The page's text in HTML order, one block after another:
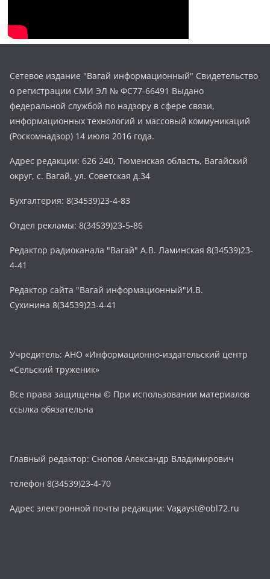
Сетевое издание "Вагай информационный" Свидетельство
о регистрации СМИ ЭЛ № ФС77-66491 Выдано
федеральной службой по надзору в сфере связи,
информационных технологий и массовый коммуникаций
(Роскомнадзор) 14 июля 2016 года.
Адрес редакции: 626 240, Тюменская область, Вагайский
округ, с. Вагай, ул. Советская д.34
Бухгалтерия: 8(34539)23-4-83
Отдел рекламы: 8(34539)23-5-86
Редактор радиоканала "Вагай" А.В. Ламинская 8(34539)23-
4-41
Редактор сайта "Вагай информационный"И.В.
Сухинина 8(34539)23-4-41
Учредитель: АНО «Информационно-издательский центр
«Сельский труженик»
Все права защищены © При использовании материалов
ссылка обязательна
Главный редактор: Снопов Александр Владимирович
телефон 8(34539)23-4-70
Адрес электронной почты редакции: Vagayst@obl72.ru